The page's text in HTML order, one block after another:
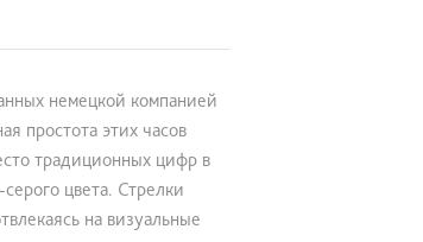
немецкой компанией
простота этих часов
традиционных цифр в
цвета. Стрелки
на визуальные